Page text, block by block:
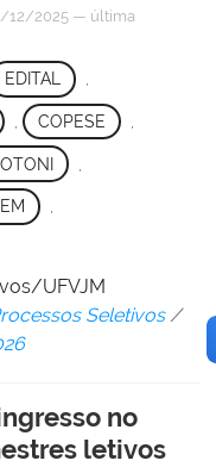
12/2025 — última
EDITAL ,
COPESE
,
UFVJM
Seletivos /
no
letivos